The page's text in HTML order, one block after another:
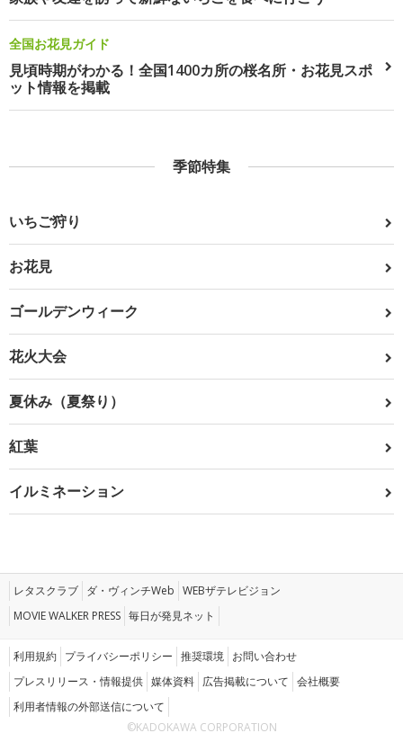
全国お花見ガイド
見頃時期がわかる！全国1400カ所の桜名所・お花見スポ
ット情報を掲載
季節特集
いちご狩り
お花見
ゴールデンウィーク
花火大会
夏休み（夏祭り）
紅葉
イルミネーション
レタスクラブ ダ・ヴィンチWeb WEBザテレビジョン
MOVIE WALKER PRESS 毎日が発見ネット
利用規約 プライバシーポリシー 推奨環境 お問い合わせ
プレスリリース・情報提供 媒体資料 広告掲載について 会社概要
利用者情報の外部送信について
©KADOKAWA CORPORATION